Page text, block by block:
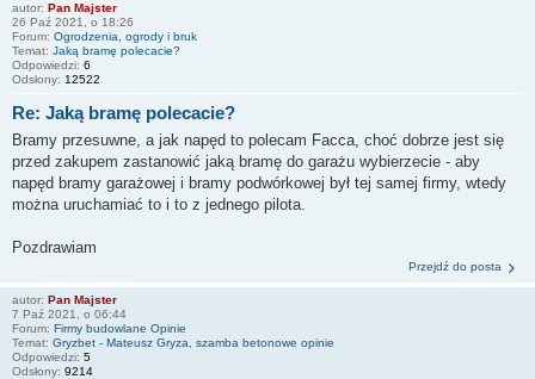
autor: Pan Majster
26 Paź 2021, o 18:26
Forum: Ogrodzenia, ogrody i bruk
Temat: Jaką bramę polecacie?
Odpowiedzi: 6
Odsłony: 12522
Re: Jaką bramę polecacie?
Bramy przesuwne, a jak napęd to polecam Facca, choć dobrze jest się
przed zakupem zastanowić jaką bramę do garażu wybierzecie - aby
napęd bramy garażowej i bramy podwórkowej był tej samej firmy, wtedy
można uruchamiać to i to z jednego pilota.
Pozdrawiam
Przejdź do posta
autor: Pan Majster
7 Paź 2021, o 06:44
Forum: Firmy budowlane Opinie
Temat: Gryzbet - Mateusz Gryza, szamba betonowe opinie
Odpowiedzi: 5
Odsłony: 9214